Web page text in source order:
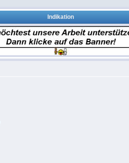
Indikation